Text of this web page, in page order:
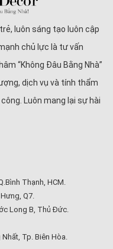
luôn sáng tạo luôn cập
chủ lực là tư vấn
“Không Đâu Bằng Nhà”
dịch vụ và tính thẩm
Luôn mang lại sự hài
Thạnh, HCM.
Q7.
Long B, Thủ Đức.
Tp. Biên Hòa.